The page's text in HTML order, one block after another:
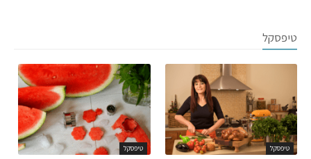
טיפסקל
טיפסקל טיפסקל